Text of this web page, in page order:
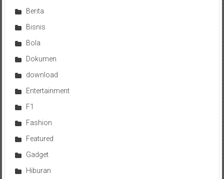
Berita
Bisnis
Bola
Dokumen
download
Entertainment
F1
Fashion
Featured
Gadget
Hiburan